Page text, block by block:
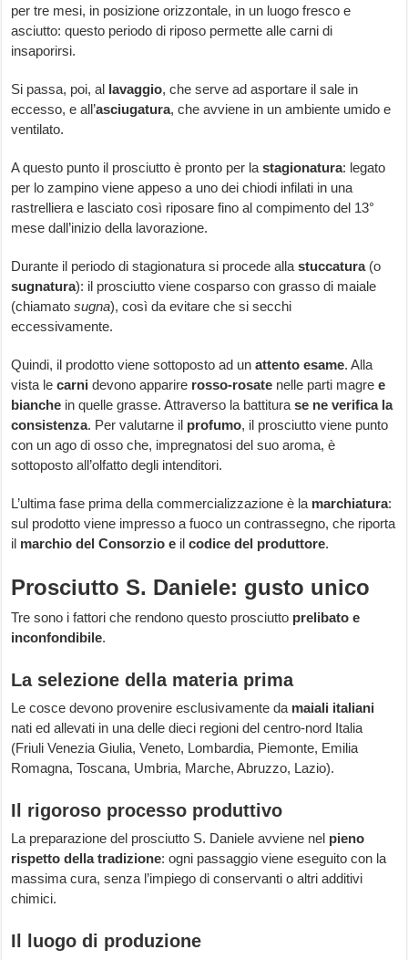
per tre mesi, in posizione orizzontale, in un luogo fresco e
asciutto: questo periodo di riposo permette alle carni di
insaporirsi.
Si passa, poi, al lavaggio, che serve ad asportare il sale in
eccesso, e all’asciugatura, che avviene in un ambiente umido e
ventilato.
A questo punto il prosciutto è pronto per lastagionatura: legato
per lo zampino viene appeso a uno dei chiodi infilati in una
rastrelliera e lasciato così riposare fino al compimento del 13°
mese dall’inizio della lavorazione.
Durante il periodo di stagionatura si procede allastuccatura(o
sugnatura): il prosciutto viene cosparso con grasso di maiale
(chiamatosugna), così da evitare che si secchi
eccessivamente.
Quindi, il prodotto viene sottoposto ad unattento esame. Alla
vista lecarni devono apparire rosso-rosate nelle parti magree
bianche in quelle grasse. Attraverso la battiturase ne verifica la
consistenza. Per valutarne il profumo, il prosciutto viene punto
con un ago di osso che, impregnatosi del suo aroma, è
sottoposto all’olfatto degli intenditori.
L’ultima fase prima della commercializzazione è la marchiatura:
sul prodotto viene impresso a fuoco un contrassegno, che riporta
il marchio del Consorzio e ilcodice del produttore.
Prosciutto S. Daniele: gusto unico
Tre sono i fattori che rendono questo prosciutto prelibato e
inconfondibile.
La selezione della materia prima
Le cosce devono provenire esclusivamente da maiali italiani
nati ed allevati in una delle dieci regioni del centro-nord Italia
(Friuli Venezia Giulia, Veneto, Lombardia, Piemonte, Emilia
Romagna, Toscana, Umbria, Marche, Abruzzo, Lazio).
Il rigoroso processo produttivo
La preparazione del prosciutto S. Daniele avviene nel pieno
rispetto della tradizione: ogni passaggio viene eseguito con la
massima cura, senza l’impiego di conservanti o altri additivi
chimici.
Il luogo di produzione